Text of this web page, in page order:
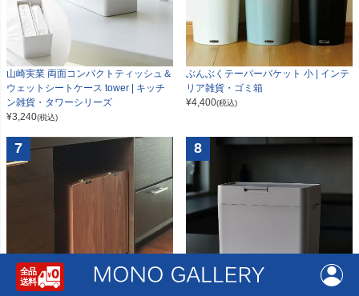
山崎実業 両面コンパクトティッシュ＆
ウェットシートケース tower | キッチ
ン雑貨・タワーシリーズ
¥3,240(税込)
ぶんぶくテーパーバケット 小 | インテ
リア雑貨・ゴミ箱
¥4,400(税込)
7 8